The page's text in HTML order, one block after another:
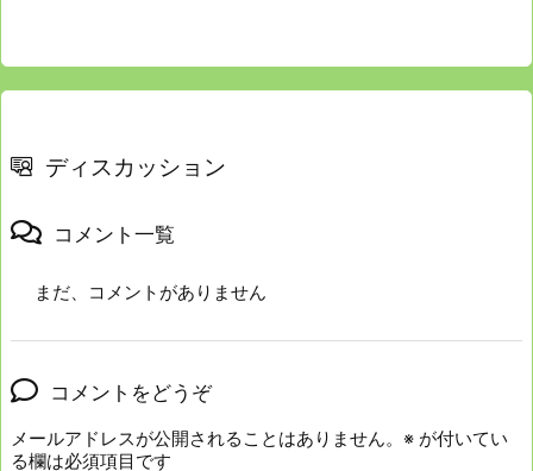
ディスカッション
コメント一覧
まだ、コメントがありません
コメントをどうぞ
メールアドレスが公開されることはありません。 ※ が付いてい
る欄は必須項目です